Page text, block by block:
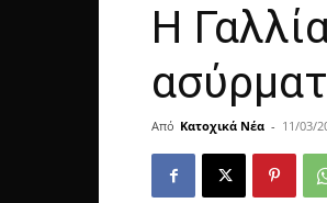
Η
Από Κατοχικά Νέα - 11/03/